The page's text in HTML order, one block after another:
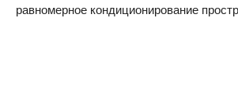
равномерное кондиционирование